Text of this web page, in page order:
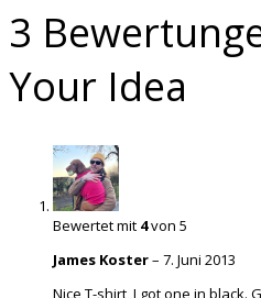
3
Your Idea
Bewertet mit 4von 5
James Koster– 7. Juni 2013